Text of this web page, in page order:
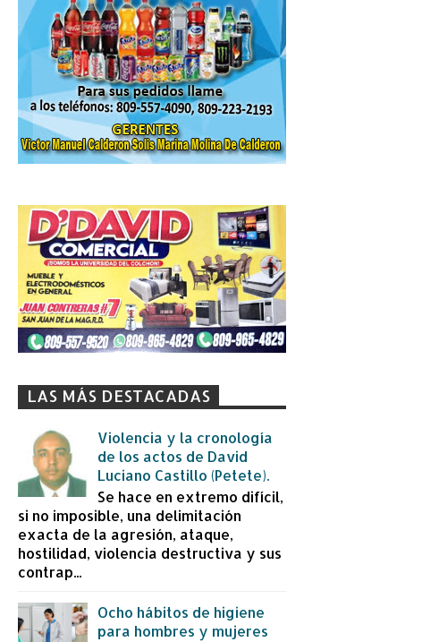
LAS MÁS DESTACADAS
Violencia y la cronología
de los actos de David
Luciano Castillo (Petete).
Se hace en extremo difícil,
si no imposible, una delimitación
exacta de la agresión, ataque,
hostilidad, violencia destructiva y sus
contrap...
Ocho hábitos de higiene
para hombres y mujeres